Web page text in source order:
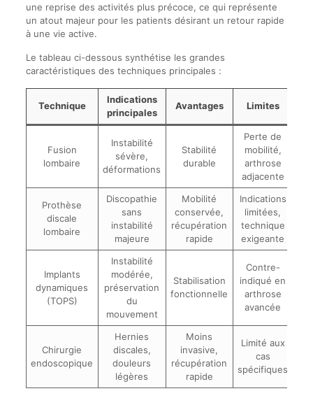
une reprise des activités plus précoce, ce qui représente
un atout majeur pour les patients désirant un retour rapide
à une vie active.
Le tableau ci-dessous synthétise les grandes
caractéristiques des techniques principales :
Technique
Indications
principales
Avantages Limites
Fusion
lombaire
Instabilité
sévère,
déformations
Stabilité
durable
Perte de
mobilité,
arthrose
adjacente
Prothèse
discale
lombaire
Discopathie
sans
instabilité
majeure
Mobilité
conservée,
récupération
rapide
Indications
limitées,
technique
exigeante
Implants
dynamiques
(TOPS)
Instabilité
modérée,
préservation
du
mouvement
Stabilisation
fonctionnelle
Contre-
indiqué en
arthrose
avancée
Chirurgie
endoscopique
Hernies
discales,
douleurs
légères
Moins
invasive,
récupération
rapide
Limité aux
cas
spécifiques